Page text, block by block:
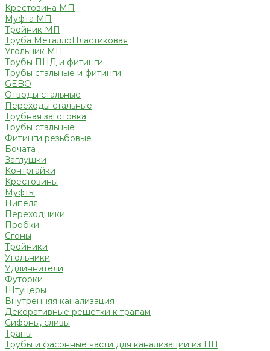
Крестовина МП
Муфта МП
Тройник МП
Труба МеталлоПластиковая
Угольник МП
Трубы ПНД и фитинги
Трубы стальные и фитинги
GEBO
Отводы стальные
Переходы стальные
Трубная заготовка
Трубы стальные
Фитинги резьбовые
Бочата
Заглушки
Контргайки
Крестовины
Муфты
Нипеля
Переходники
Пробки
Сгоны
Тройники
Угольники
Удлиннители
Футорки
Штуцеры
Внутренняя канализация
Декоративные решетки к трапам
Сифоны, сливы
Трапы
Трубы и фасонные части для канализации из ПП